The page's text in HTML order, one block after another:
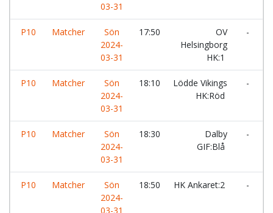
03-31
P10 Matcher
Sön
2024-
03-31
17:50
OV
Helsingborg
HK:1
-
P10 Matcher
Sön
2024-
03-31
18:10
Lödde Vikings
HK:Röd
-
P10 Matcher
Sön
2024-
03-31
18:30
Dalby
GIF:Blå
-
P10 Matcher
Sön
2024-
03-31
18:50 HK Ankaret:2 -